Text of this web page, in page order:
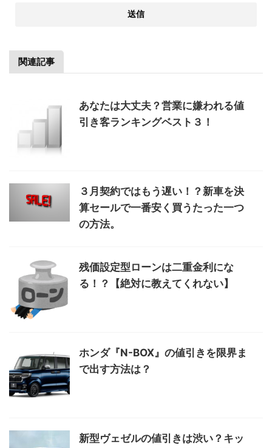
関連記事
あなたは大丈夫？営業に嫌われる値
引き客ランキングベスト３！
３月契約ではもう遅い！？新車を決
算セールで一番安く買うたった一つ
の方法。
残価設定型ローンは二重金利にな
る！？【絶対に教えてくれない】
ホンダ『N-BOX』の値引きを限界ま
で出す方法は？
新型ヴェゼルの値引きは渋い？キッ